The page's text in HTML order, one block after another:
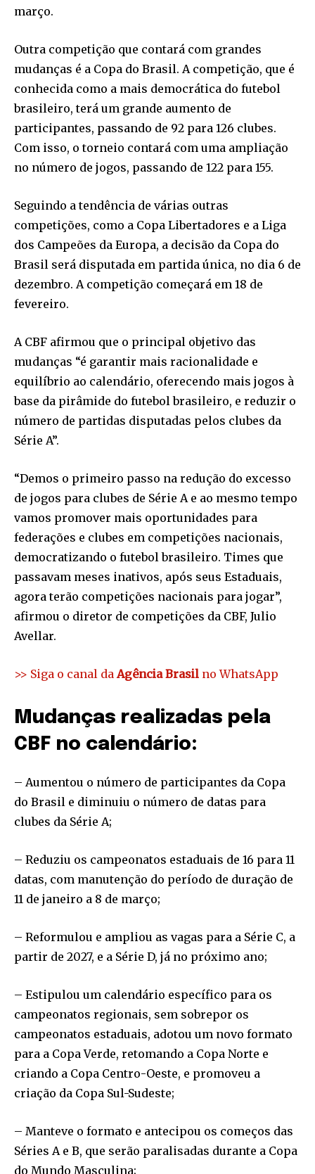
março.
Outra competição que contará com grandes
mudanças é a Copa do Brasil. A competição, que é
conhecida como a mais democrática do futebol
brasileiro, terá um grande aumento de
participantes, passando de 92 para 126 clubes.
Com isso, o torneio contará com uma ampliação
no número de jogos, passando de 122 para 155.
Seguindo a tendência de várias outras
competições, como a Copa Libertadores e a Liga
dos Campeões da Europa, a decisão da Copa do
Brasil será disputada em partida única, no dia 6 de
dezembro. A competição começará em 18 de
fevereiro.
A CBF afirmou que o principal objetivo das
mudanças “é garantir mais racionalidade e
equilíbrio ao calendário, oferecendo mais jogos à
base da pirâmide do futebol brasileiro, e reduzir o
número de partidas disputadas pelos clubes da
Série A”.
“Demos o primeiro passo na redução do excesso
de jogos para clubes de Série A e ao mesmo tempo
vamos promover mais oportunidades para
federações e clubes em competições nacionais,
democratizando o futebol brasileiro. Times que
passavam meses inativos, após seus Estaduais,
agora terão competições nacionais para jogar”,
afirmou o diretor de competições da CBF, Julio
Avellar.
>> Siga o canal daAgência Brasil no WhatsApp
Mudanças realizadas pela
CBF no calendário:
– Aumentou o número de participantes da Copa
do Brasil e diminuiu o número de datas para
clubes da Série A;
– Reduziu os campeonatos estaduais de 16 para 11
datas, com manutenção do período de duração de
11 de janeiro a 8 de março;
– Reformulou e ampliou as vagas para a Série C, a
partir de 2027, e a Série D, já no próximo ano;
– Estipulou um calendário específico para os
campeonatos regionais, sem sobrepor os
campeonatos estaduais, adotou um novo formato
para a Copa Verde, retomando a Copa Norte e
criando a Copa Centro-Oeste, e promoveu a
criação da Copa Sul-Sudeste;
– Manteve o formato e antecipou os começos das
Séries A e B, que serão paralisadas durante a Copa
do Mundo Masculina;